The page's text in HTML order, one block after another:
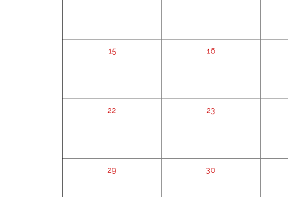
15 16
22 23
29 30